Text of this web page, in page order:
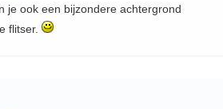
je ook een bijzondere achtergrond
flitser.